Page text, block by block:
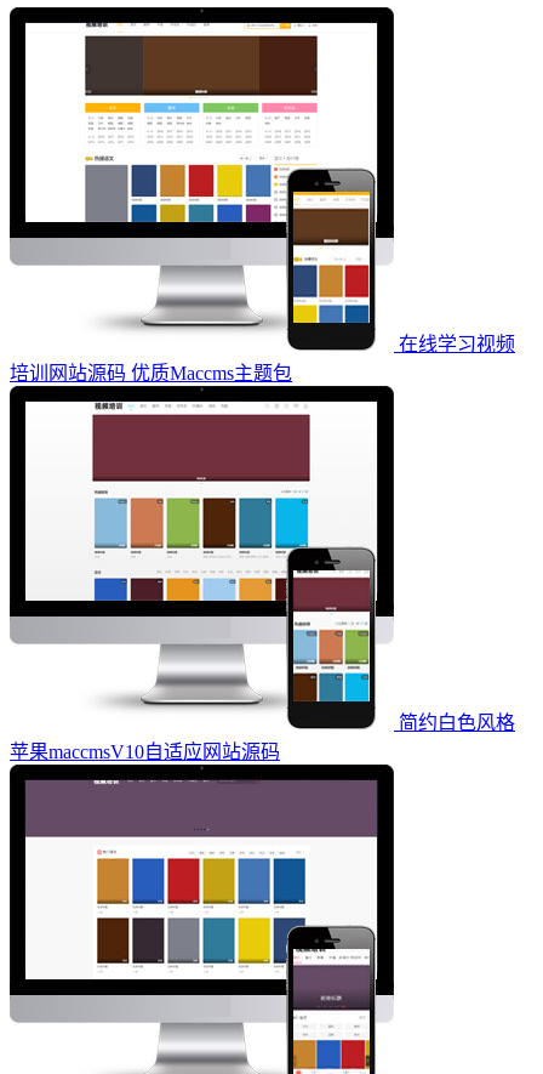
在线学习视频
培训网站源码 优质Maccms主题包
简约白色风格
苹果maccmsV10自适应网站源码